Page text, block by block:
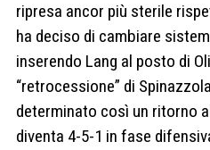
ripresa ancor più sterile
ha deciso di cambiare
inserendo Lang al posto di
“retrocessione” di
determinato così un ritorno
diventa 4-5-1 in fase